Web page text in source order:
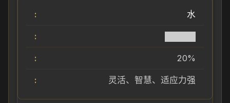
水
20%
灵活、智慧、适应力强